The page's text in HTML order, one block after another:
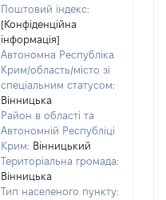
Поштовий індекс:
[Конфіденційна
інформація]
Автономна Республіка
Крим/область/місто зі
спеціальним статусом:
Вінницька
Район в області та
Автономній Республіці
Крим: Вінницький
Територіальна громада:
Вінницька
Тип населеного пункту: